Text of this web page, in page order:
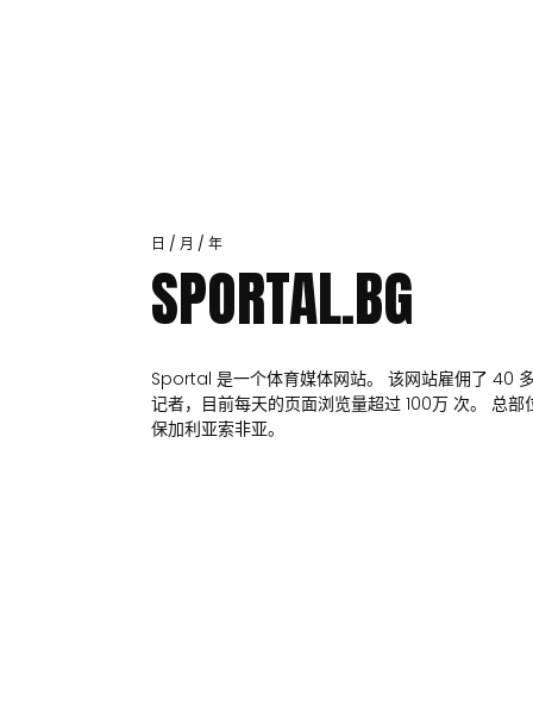
日 / 月 / 年
SPORTAL.BG
Sportal 是一个体育媒体网站。 该网站雇佣了 40
记者，目前每天的页面浏览量超过 100万 次。 总部
保加利亚索非亚。